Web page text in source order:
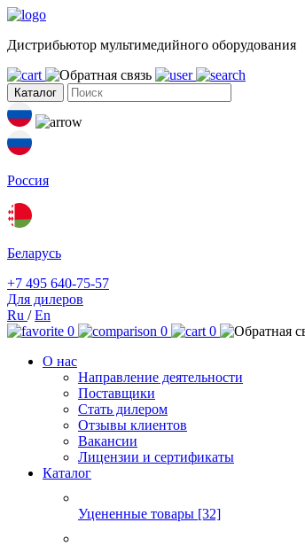
Дистрибьютор мультимедийного оборудования
Каталог
Россия
Беларусь
+7 495 640-75-57
Для дилеров
Ru /En
0
0
0
О нас
Направление деятельности
Поставщики
Стать дилером
Отзывы клиентов
Вакансии
Лицензии и сертификаты
Каталог
Уцененные товары [32]